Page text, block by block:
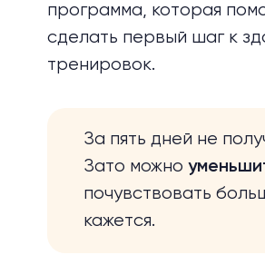
программа, которая
сделать первый шаг к
тренировок.
За пять дней не
Зато можно
почувствовать
кажется.